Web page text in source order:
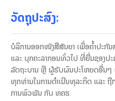
ວັດຖຸປະສົງ:
ບໍລິການອອກໜັງສືສັນຍາ ເພື່ອຄໍ້າປະກັນ
ແລະ ບຸກຄະລາກອນທົ່ວໄປ ທີ່ຍື່ນຊອງປ
ລັດຖະບານ ຫຼື ຜູ້ຮັບຜົນປະໂຫຍດອື່ນໆ
ທຸກທ່ານໃນການດຳເນີນທຸລະກິດ ແລະ
ການພົວພັນ ກັບ ທຄຮ.